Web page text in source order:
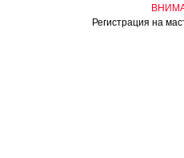
Регистрация на